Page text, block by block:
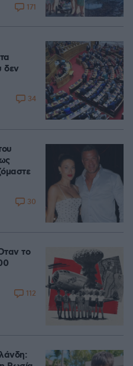
171
δεν
34
30
το
112